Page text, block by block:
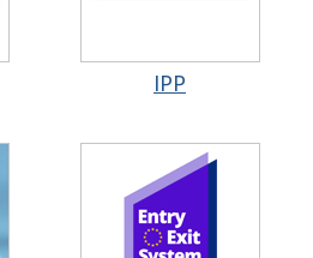
IPP